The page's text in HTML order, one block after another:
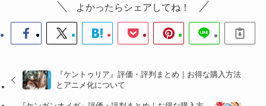
よかったらシェアしてね！
『ケントゥリア』評価・評判まとめ｜お得な購入方法
とアニメ化について